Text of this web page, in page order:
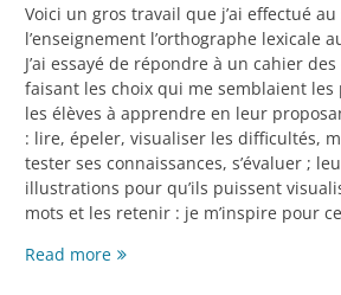
Voici un gros travail que j’ai effectué
l’enseignement l’orthographe lexicale
J’ai essayé de répondre à un cahier
faisant les choix qui me semblaient
les élèves à apprendre en leur
: lire, épeler, visualiser les difficultés,
tester ses connaissances, s’évaluer ;
illustrations pour qu’ils puissent
mots et les retenir : je m’inspire pour
Read morePour